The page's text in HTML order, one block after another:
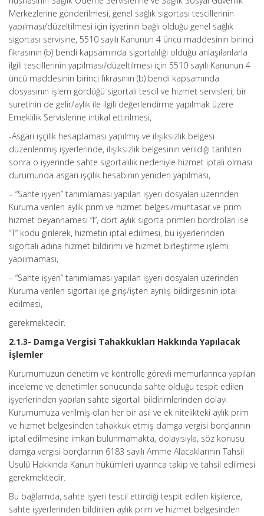
Merkezlerine gönderilmesi, genel sağlık sigortası tescillerinin
yapılması/düzeltilmesi için işyerinin bağlı olduğu genel sağlık
sigortası servisine, 5510 sayılı Kanunun 4 üncü maddesinin birinci
fıkrasının (b) bendi kapsamında sigortalılığı olduğu anlaşılanlarla
ilgili tescillerinin yapılması/düzeltilmesi için 5510 sayılı Kanunun 4
üncü maddesinin birinci fıkrasının (b) bendi kapsamında
dosyasının işlem gördüğü sigortalı tescil ve hizmet servisleri, bir
suretinin de gelir/aylık ile ilgili değerlendirme yapılmak üzere
Emeklilik Servislerine intikal ettirilmesi,
-Asgari işçilik hesaplaması yapılmış ve ilişiksizlik belgesi
düzenlenmiş işyerlerinde, ilişiksizlik belgesinin verildiği tarihten
sonra o işyerinde sahte sigortalılık nedeniyle hizmet iptali olması
durumunda asgari işçilik hesabının yeniden yapılması,
– “Sahte işyeri” tanımlaması yapılan işyeri dosyaları üzerinden
Kuruma verilen aylık prim ve hizmet belgesi/muhtasar ve prim
hizmet beyannamesi “I”, dört aylık sigorta primleri bordroları ise
“T” kodu girilerek, hizmetin iptal edilmesi, bu işyerlerinden
sigortalı adına hizmet bildirimi ve hizmet birleştirme işlemi
yapılmaması,
– “Sahte işyeri” tanımlaması yapılan işyeri dosyaları üzerinden
Kuruma verilen sigortalı işe giriş/işten ayrılış bildirgesinin iptal
edilmesi,
gerekmektedir.
2.1.3- Damga Vergisi Tahakkukları Hakkında Yapılacak
İşlemler
Kurumumuzun denetim ve kontrolle görevli memurlarınca yapılan
inceleme ve denetimler sonucunda sahte olduğu tespit edilen
işyerlerinden yapılan sahte sigortalı bildirimlerinden dolayı
Kurumumuza verilmiş olan her bir asıl ve ek nitelikteki aylık prim
ve hizmet belgesinden tahakkuk etmiş damga vergisi borçlarının
iptal edilmesine imkan bulunmamakta, dolayısıyla, söz konusu
damga vergisi borçlarının 6183 sayılı Amme Alacaklarının Tahsil
Usulü Hakkında Kanun hükümleri uyarınca takip ve tahsil edilmesi
gerekmektedir.
Bu bağlamda, sahte işyeri tescil ettirdiği tespit edilen kişilerce,
sahte işyerlerinden bildirilen aylık prim ve hizmet belgesinden